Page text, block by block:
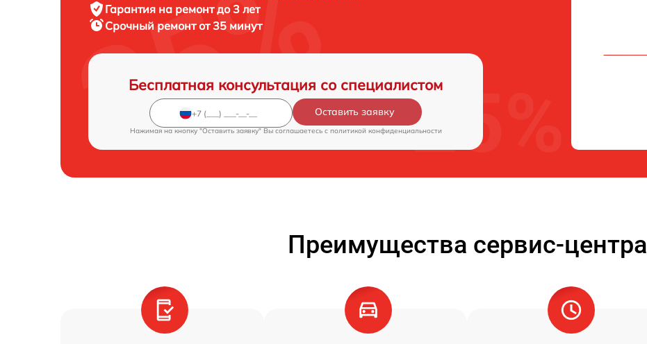
Гарантия на ремонт до 3 лет
Срочный ремонт от 35 минут
Бесплатная консультация со специалистом
Оставить заявку
Нажимая на кнопку "Оставить заявку" Вы соглашаетесь c политикой конфиденциальности
Преимущества сервис-центра